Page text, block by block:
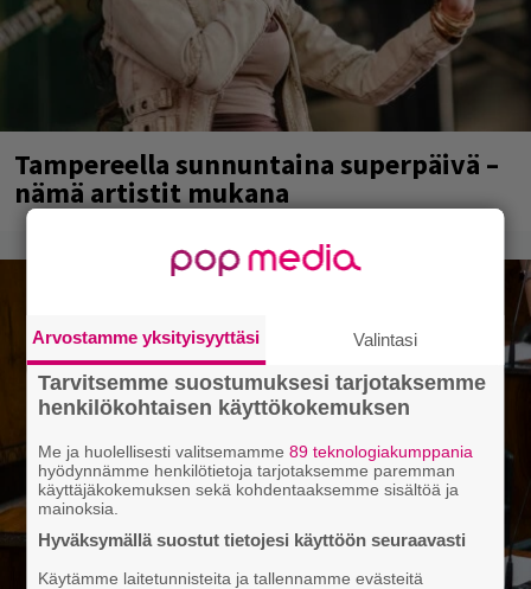
Tampereella sunnuntaina superpäivä –
nämä artistit mukana
Arvostamme yksityisyyttäsi Valintasi
Tarvitsemme suostumuksesi tarjotaksemme
henkilökohtaisen käyttökokemuksen
Me ja huolellisesti valitsemamme89 teknologiakumppania
hyödynnämme henkilötietoja tarjotaksemme paremman
käyttäjäkokemuksen sekä kohdentaaksemme sisältöä ja
mainoksia.
Hyväksymällä suostut tietojesi käyttöön seuraavasti
Käytämme laitetunnisteita ja tallennamme evästeitä